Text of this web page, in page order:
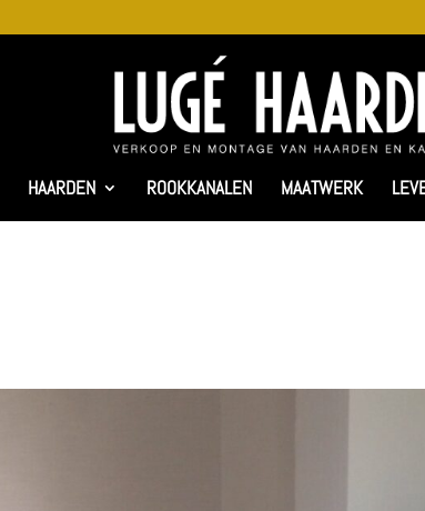
HAARDEN ROOKKANALEN MAATWERK